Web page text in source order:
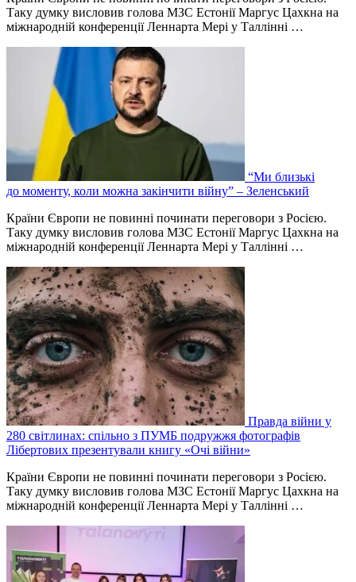
Таку думку висловив голова МЗС Естонії Маргус Цахкна на
міжнародній конференції Леннарта Мері у Таллінні …
“Ми близькі
до моменту, коли можна закінчити війну” – Зеленський
Країни Європи не повинні починати переговори з Росією.
Таку думку висловив голова МЗС Естонії Маргус Цахкна на
міжнародній конференції Леннарта Мері у Таллінні …
Правда війни у
280 світлинах: спільно з ПУМБ подружжя фотографів
Лібертових презентували книгу «Очі війни»
Країни Європи не повинні починати переговори з Росією.
Таку думку висловив голова МЗС Естонії Маргус Цахкна на
міжнародній конференції Леннарта Мері у Таллінні …